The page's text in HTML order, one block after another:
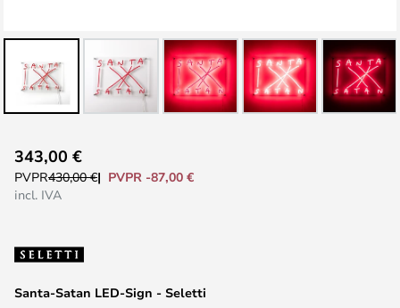
al
comienzo
galería
imágenes
Santa-Satan LED-Sign - Seletti
343,00 €
PVPR430,00 €
PVPR -87,00 €
incl. IVA